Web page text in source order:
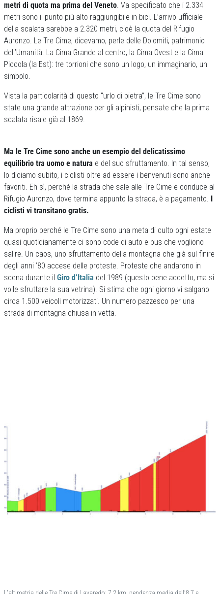
metri di quota ma prima del Veneto. Va specificato che i 2.334
metri sono il punto più alto raggiungibile in bici. L’arrivo ufficiale
della scalata sarebbe a 2.320 metri, cioè la quota del Rifugio
Auronzo. Le Tre Cime, dicevamo, perle delle Dolomiti, patrimonio
dell’Umanità. La Cima Grande al centro, la Cima Ovest e la Cima
Piccola (la Est): tre torrioni che sono un logo, un immaginario, un
simbolo.
Vista la particolarità di questo “urlo di pietra”, le Tre Cime sono
state una grande attrazione per gli alpinisti, pensate che la prima
scalata risale già al 1869.
Ma le Tre Cime sono anche un esempio del delicatissimo
equilibrio tra uomo e natura e del suo sfruttamento. In tal senso,
lo diciamo subito, i ciclisti oltre ad essere i benvenuti sono anche
favoriti. Eh sì, perché la strada che sale alle Tre Cime e conduce al
Rifugio Auronzo, dove termina appunto la strada, è a pagamento. I
ciclisti vi transitano gratis.
Ma proprio perché le Tre Cime sono una meta di culto ogni estate
quasi quotidianamente ci sono code di auto e bus che vogliono
salire. Un caos, uno sfruttamento della montagna che già sul finire
degli anni ’80 accese delle proteste. Proteste che andarono in
scena durante il Giro d’Italia del 1989 (questo bene accetto, ma si
volle sfruttare la sua vetrina). Si stima che ogni giorno vi salgano
circa 1.500 veicoli motorizzati. Un numero pazzesco per una
strada di montagna chiusa in vetta.